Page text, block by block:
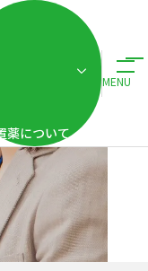
薬について
MENU